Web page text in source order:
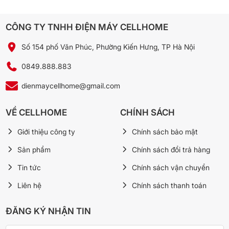
*Hình ảnh chỉ mang tính chất minh họa
Máy giặt Toshiba Inverter 9.5 kg TW-T23BU105UWV(MG) mang
đến giải pháp giặt sạch tối ưu, thân thiện với vải vóc và tiết kiệm
điện năng vượt trội. Với loạt công nghệ giặt hiện đại và tiện ích
gia đình cần một chiếc máy giặt vừa hiệu quả, vừa dễ sử dụng.
CÔNG TY TNHH ĐIỆN MÁY CELLHOME
Số 154 phố Văn Phúc, Phường Kiến Hưng, TP Hà Nội
0849.888.883
dienmaycellhome@gmail.com
VỀ CELLHOME
Giới thiệu công ty
Sản phẩm
Tin tức
Liên hệ
CHÍNH SÁCH
Chính sách bảo mật
Chính sách đổi trả hàng
Chính sách vận chuyển
Chính sách thanh toán
ĐĂNG KÝ NHẬN TIN